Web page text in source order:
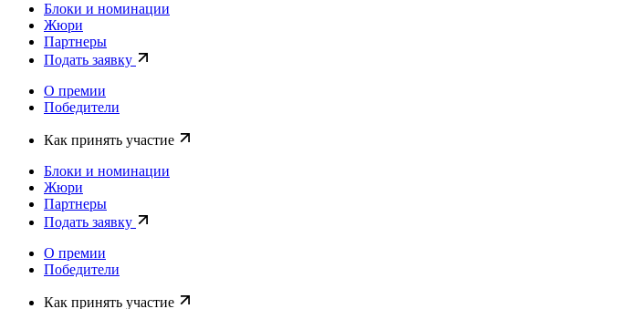
Блоки и номинации
Жюри
Партнеры
Подать заявку
О премии
Победители
Как принять участие
Блоки и номинации
Жюри
Партнеры
Подать заявку
О премии
Победители
Как принять участие